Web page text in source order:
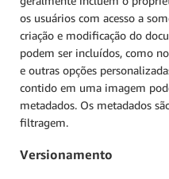
os usuários com acesso a
criação e modificação do
podem ser incluídos, como
e outras opções
contido em uma imagem
metadados. Os metadados
filtragem.
Versionamento